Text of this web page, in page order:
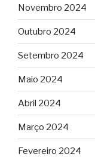
Novembro 2024
Outubro 2024
Setembro 2024
Maio 2024
Abril 2024
Março 2024
Fevereiro 2024